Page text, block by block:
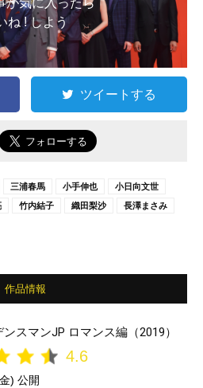
ね ! しよう
ツイートする
三浦春馬 小手伸也
小日向文世
竹内結子 織田梨沙 長澤まさみ
作品情報
スマンJP ロマンス編（2019）
4.6
) 公開